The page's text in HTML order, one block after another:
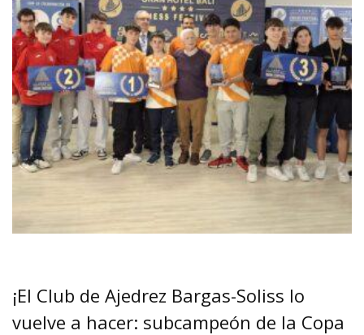
¡El Club de Ajedrez Bargas-Soliss lo
vuelve a hacer: subcampeón de la Copa